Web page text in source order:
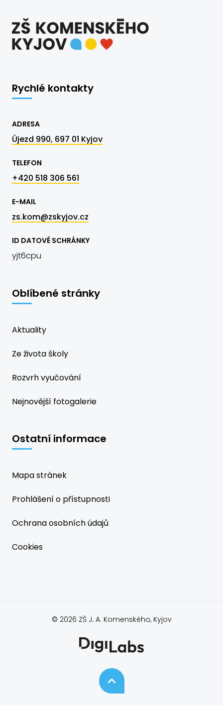
Rychlé kontakty
ADRESA
Újezd 990, 697 01 Kyjov
TELEFON
+420 518 306 561
E-MAIL
zs.kom@zskyjov.cz
ID DATOVÉ SCHRÁNKY
yjt6cpu
Oblíbené stránky
Aktuality
Ze života školy
Rozvrh vyučování
Nejnovější fotogalerie
Ostatní informace
Mapa stránek
Prohlášení o přístupnosti
Ochrana osobních údajů
Cookies
© 2026 ZŠ J. A. Komenského, Kyjov